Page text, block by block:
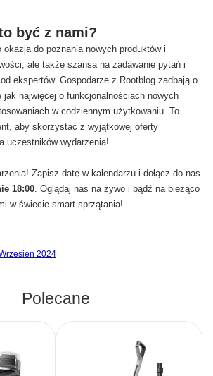
być z nami?
do poznania nowych produktów i
ale także szansa na zadawanie pytań i
ekspertów. Gospodarze z Rootblog zadbają o
jak najwięcej o funkcjonalnościach nowych
w codziennym użytkowaniu. To
aby skorzystać z wyjątkowej oferty
uczestników wydarzenia!
Zapisz datę w kalendarzu i dołącz do nas
18:00. Oglądaj nas na żywo i bądź na bieżąco
w świecie smart sprzątania!
2024
Polecane